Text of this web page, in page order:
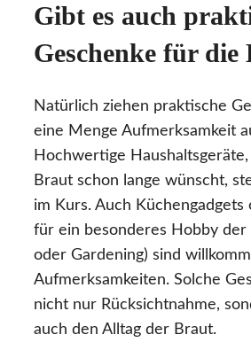
Gibt es auch
Geschenke für die
Natürlich ziehen praktische
eine Menge Aufmerksamkeit
Hochwertige
Braut schon lange wünscht,
im Kurs. Auch
für ein besonderes Hobby der
oder Gardening) sind
Aufmerksamkeiten. Solche
nicht nur Rücksichtnahme,
auch den Alltag der Braut.